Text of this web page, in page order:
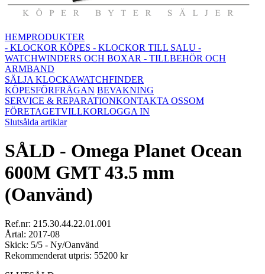
HEMPRODUKTER
- KLOCKOR KÖPES - KLOCKOR TILL SALU -
WATCHWINDERS OCH BOXAR - TILLBEHÖR OCH
ARMBAND
SÄLJA KLOCKAWATCHFINDER
KÖPESFÖRFRÅGAN BEVAKNING
SERVICE & REPARATIONKONTAKTA OSSOM
FÖRETAGETVILLKORLOGGA IN
Slutsålda artiklar
SÅLD - Omega Planet Ocean
600M GMT 43.5 mm
(Oanvänd)
Ref.nr: 215.30.44.22.01.001
Årtal: 2017-08
Skick: 5/5 - Ny/Oanvänd
Rekommenderat utpris: 55200 kr